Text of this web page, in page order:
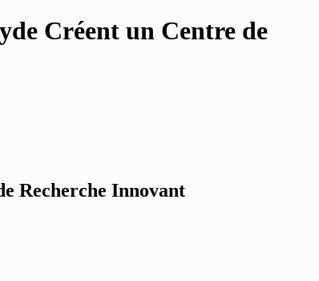
Créent un Centre de
Recherche Innovant